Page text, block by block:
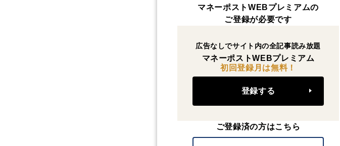
マネーポストWEBプレミアムの
ご登録が必要です
広告なしでサイト内の全記事読み放題
マネーポストWEBプレミアム
初回登録月は無料！
登録する
ご登録済の方はこちら